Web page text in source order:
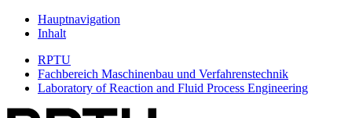
Hauptnavigation
Inhalt
RPTU
Fachbereich Maschinenbau und Verfahrenstechnik
Laboratory of Reaction and Fluid Process Engineering